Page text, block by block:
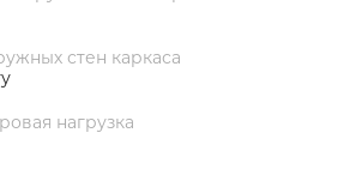
стен каркаса
нагрузка